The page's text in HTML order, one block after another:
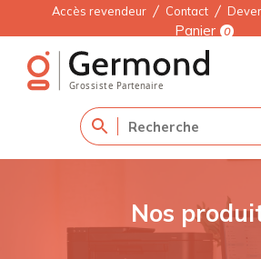
Accès revendeur Contact
Panier 0
Nos